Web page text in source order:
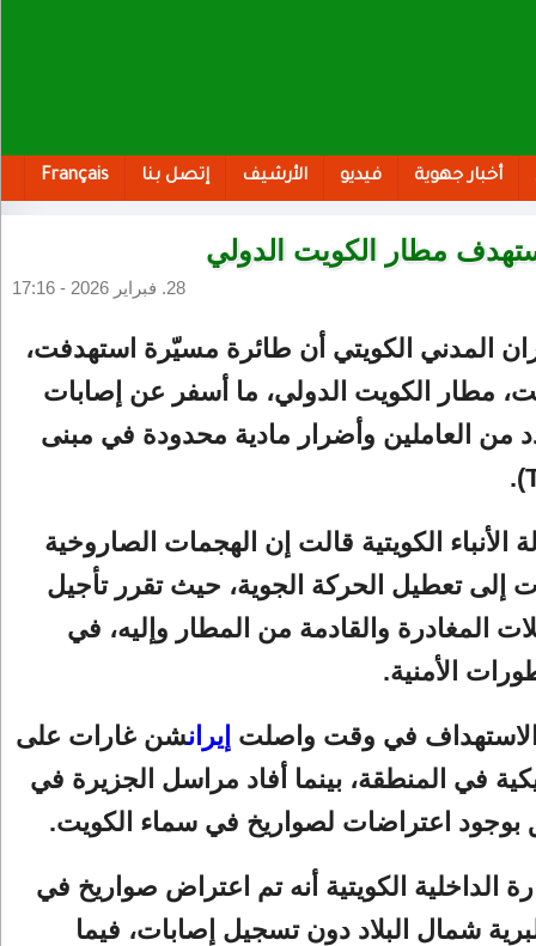
أخبار جهوية فيديو الأرشيف إتصل بنا Français
مطار الكويت الدولي
28. فبراير 2026 - 17:16
المدني الكويتي أن طائرة مسيّرة استهدفت،
مطار الكويت الدولي، ما أسفر عن إصابات
من العاملين وأضرار مادية محدودة في مبنى
الأنباء الكويتية قالت إن الهجمات الصاروخية
إلى تعطيل الحركة الجوية، حيث تقرر تأجيل
المغادرة والقادمة من المطار وإليه، في
الأمنية.
الاستهداف في وقت واصلت إيرانشن غارات على
في المنطقة، بينما أفاد مراسل الجزيرة في
اعتراضات لصواريخ في سماء الكويت.
الداخلية الكويتية أنه تم اعتراض صواريخ في
شمال البلاد دون تسجيل إصابات، فيما